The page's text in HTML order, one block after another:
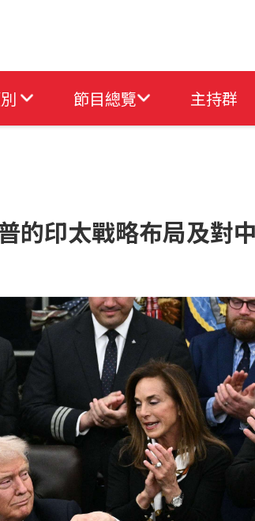
節目總覽 主持群
的印太戰略布局及對